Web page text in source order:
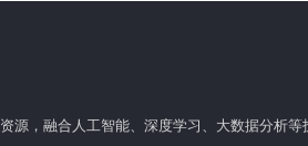
资源，融合人工智能、深度学习、大数据分析